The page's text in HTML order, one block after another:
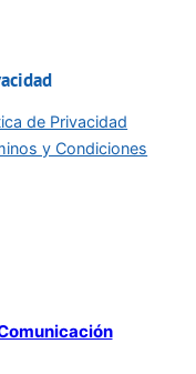
de Privacidad
y Condiciones